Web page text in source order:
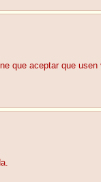
que aceptar que